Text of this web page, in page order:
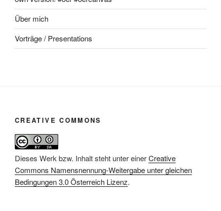
Über mich
Vorträge / Presentations
CREATIVE COMMONS
Dieses Werk bzw. Inhalt steht unter einerCreative
Commons Namensnennung-Weitergabe unter gleichen
Bedingungen 3.0 Österreich Lizenz.